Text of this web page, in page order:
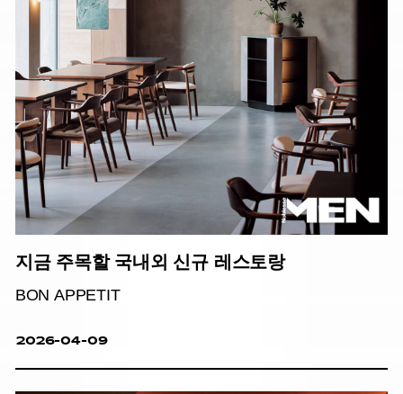
지금 주목할 국내외 신규 레스토랑
BON APPETIT
2026-04-09